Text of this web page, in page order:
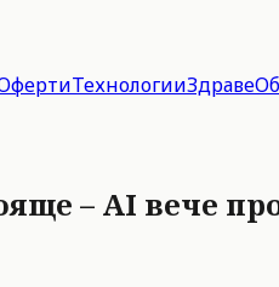
ТехнологииЗдраве
– AI вече